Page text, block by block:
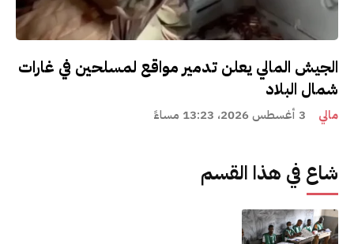
الجيش المالي يعلن تدمير مواقع لمسلحين في غارات
شمال البلاد
مالي 3 أغسطس 2026، 13:23 مساءً
شاع في هذا القسم